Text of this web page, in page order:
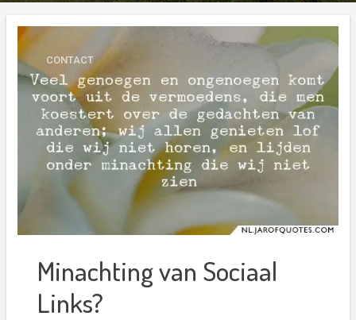
CONTACT
Minachting van Sociaal
Links?